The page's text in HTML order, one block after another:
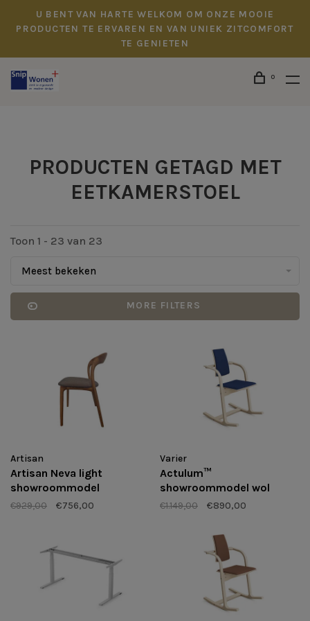
U BENT VAN HARTE WELKOM OM ONZE MOOIE
PRODUCTEN TE ERVAREN EN VAN UNIEK ZITCOMFORT
TE GENIETEN
0
PRODUCTEN GETAGD MET
EETKAMERSTOEL
Toon 1 - 23 van 23
Meest bekeken
MORE FILTERS
Artisan
Artisan Neva light
showroommodel
€929,00 €756,00
Varier
Actulum™
showroommodel wol
€1.149,00 €890,00